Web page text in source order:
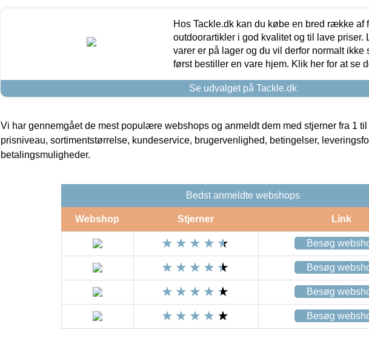
Hos Tackle.dk kan du købe en bred række af
outdoorartikler i god kvalitet og til lave priser.
varer er på lager og du vil derfor normalt ikke
først bestiller en vare hjem. Klik her for at se
Se udvalget på Tackle.dk
Vi har gennemgået de mest populære webshops og anmeldt dem med stjerner fra 1
prisniveau, sortimentstørrelse, kundeservice, brugervenlighed, betingelser,
betalingsmuligheder.
Bedst anmeldte webshops
Webshop Stjerner Link
Besøg
Besøg
Besøg
Besøg